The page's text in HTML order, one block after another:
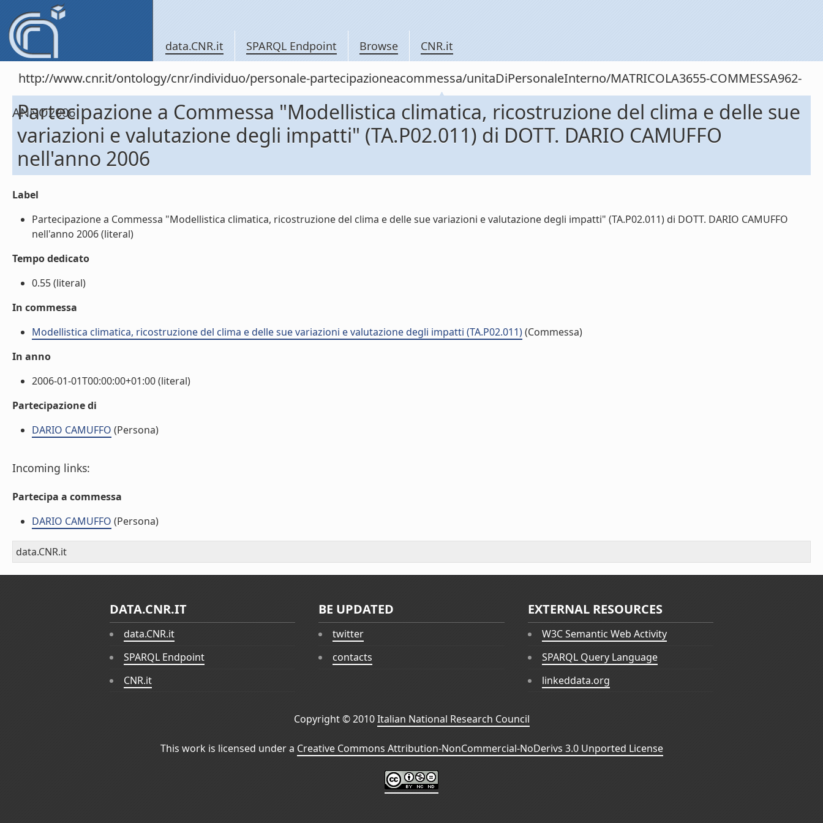
data.CNR.it SPARQL Endpoint Browse CNR.it
http://www.cnr.it/ontology/cnr/individuo/personale-partecipazioneacommessa/unitaDiPersonaleInterno/MATRICOLA3655-COMMESSA962-
ANNO2006
Partecipazione a Commessa "Modellistica climatica, ricostruzione del clima e delle sue
variazioni e valutazione degli impatti" (TA.P02.011) di DOTT. DARIO CAMUFFO
nell'anno 2006
Label
Partecipazione a Commessa "Modellistica climatica, ricostruzione del clima e delle sue variazioni e valutazione degli impatti" (TA.P02.011) di DOTT. DARIO CAMUFFO
nell'anno 2006 (literal)
Tempo dedicato
0.55 (literal)
In commessa
Modellistica climatica, ricostruzione del clima e delle sue variazioni e valutazione degli impatti (TA.P02.011)(Commessa)
In anno
2006-01-01T00:00:00+01:00 (literal)
Partecipazione di
DARIO CAMUFFO (Persona)
Incoming links:
Partecipa a commessa
DARIO CAMUFFO (Persona)
data.CNR.it
DATA.CNR.IT
data.CNR.it
SPARQL Endpoint
CNR.it
BE UPDATED
twitter
contacts
EXTERNAL RESOURCES
W3C Semantic Web Activity
SPARQL Query Language
linkeddata.org
Copyright © 2010Italian National Research Council
This work is licensed under a Creative Commons Attribution-NonCommercial-NoDerivs 3.0 Unported License